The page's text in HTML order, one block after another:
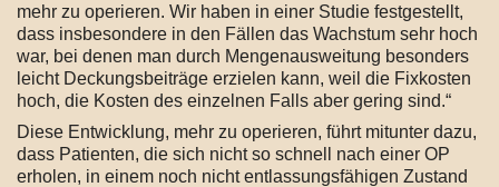
mehr zu operieren. Wir haben in einer Studie festgestellt,
dass insbesondere in den Fällen das Wachstum sehr hoch
war, bei denen man durch Mengenausweitung besonders
leicht Deckungsbeiträge erzielen kann, weil die Fixkosten
hoch, die Kosten des einzelnen Falls aber gering sind.“
Diese Entwicklung, mehr zu operieren, führt mitunter dazu,
dass Patienten, die sich nicht so schnell nach einer OP
erholen, in einem noch nicht entlassungsfähigen Zustand